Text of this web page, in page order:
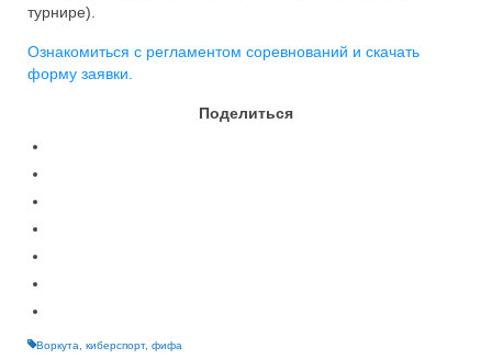
турнире).
Ознакомиться с регламентом соревнований и скачать
форму заявки.
Поделиться
Воркута киберспорт, фифа